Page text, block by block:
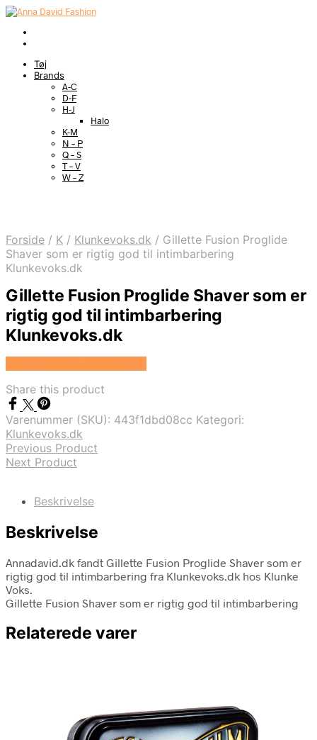
Tøj
Brands
A-C
D-F
H-J
Halo
K-M
N – P
Q – S
T – V
W – Z
Forside / K / Klunkevoks.dk / Gillette Fusion Proglide
Shaver som er rigtig god til intimbarbering
Klunkevoks.dk
Gillette Fusion Proglide Shaver som er
rigtig god til intimbarbering
Klunkevoks.dk
Share this product
Varenummer (SKU): 443f1dbd08cc Kategori:
Klunkevoks.dk
Previous Product
Next Product
Beskrivelse
Beskrivelse
Annadavid.dk fandt Gillette Fusion Proglide Shaver som er
rigtig god til intimbarbering fra Klunkevoks.dk hos Klunke
Voks.
Gillette Fusion Shaver som er rigtig god til intimbarbering
Relaterede varer